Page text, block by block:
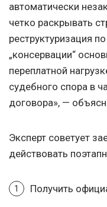
автоматически
четко раскрывать
реструктуризация
„консервации“
переплатной
судебного спора в
договора», —
Эксперт советует
действовать
Получить